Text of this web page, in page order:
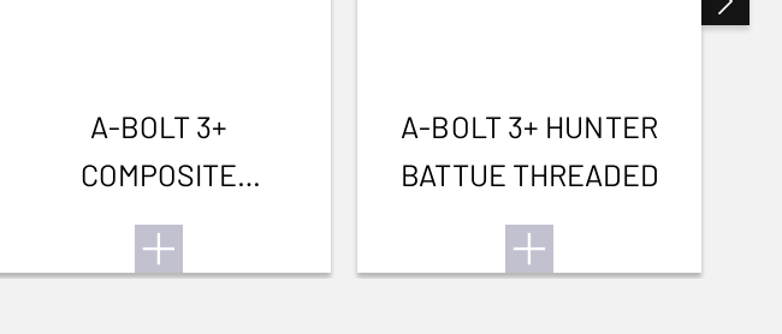
A-BOLT 3+
COMPOSITE
THREADED
A-BOLT 3+ HUNTER
BATTUE THREADED